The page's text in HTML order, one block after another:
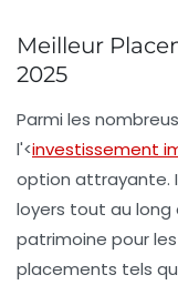
Meilleur
2025
Parmi les
l'<investissement
option attrayante.
loyers tout au long
patrimoine pour
placements tels